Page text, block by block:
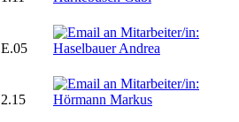
E.05
2.15